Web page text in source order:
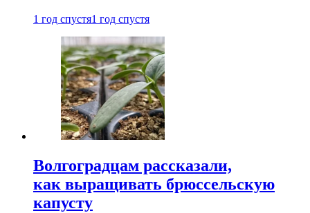
1 год спустя1 год спустя
Волгоградцам рассказали,
как выращивать брюссельскую
капусту